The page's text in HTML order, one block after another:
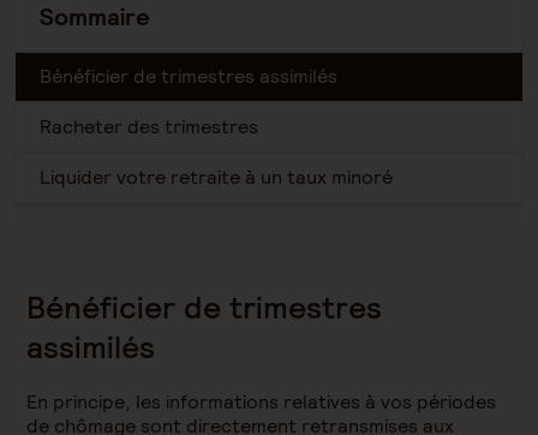
Sommaire
Bénéficier de trimestres assimilés
Racheter des trimestres
Liquider votre retraite à un taux minoré
Bénéficier de trimestres
assimilés
En principe, les informations relatives à vos périodes
de chômage sont directement retransmises aux